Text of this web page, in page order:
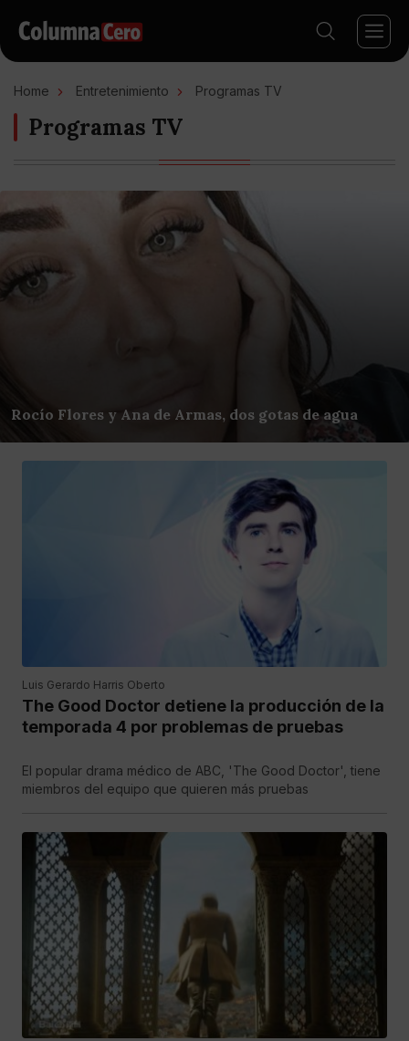
Home Entretenimiento Programas TV
Programas TV
Rocío Flores y Ana de Armas, dos gotas de agua
Luis Gerardo Harris Oberto
The Good Doctor detiene la producción de la
temporada 4 por problemas de pruebas
El popular drama médico de ABC, 'The Good Doctor', tiene
miembros del equipo que quieren más pruebas